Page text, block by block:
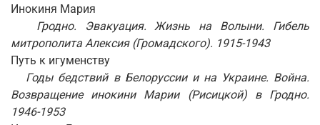
Инокиня Мария
Гродно. Эвакуация. Жизнь на Волыни. Гибель
митрополита Алексия (Громадского). 1915-1943
Путь к игуменству
Годы бедствий в Белоруссии и на Украине. Война.
Возвращение инокини Марии (Рисицкой) в Гродно.
1946-1953